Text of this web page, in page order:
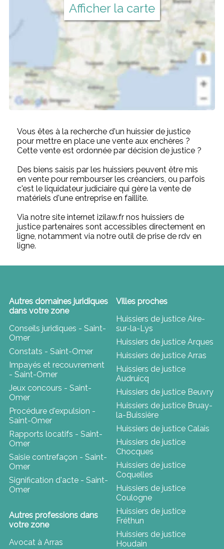
Afficher la carte
Vous êtes à la recherche d'un huissier de justice
pour mettre en place une vente aux enchères ?
Cette vente est ordonnée par décision de justice ?
Des biens saisis par les huissiers peuvent être mis
en vente pour rembourser les créanciers, ou parfois
c'est le liquidateur judiciaire qui gère la vente de
matériels d'une entreprise en faillite.
Via notre site internet izilaw.fr nos huissiers de
justice partenaires sont accessibles directement en
ligne, notamment via notre outil de prise de rdv en
ligne.
Autres domaines juridiques
dans votre zone
Conseils juridiques - Saint-
Omer
Constats - Saint-Omer
Impayés et recouvrement
- Saint-Omer
Jeux concours - Saint-
Omer
Procédure d'expulsion -
Saint-Omer
Rapports locatifs - Saint-
Omer
Saisie contrefaçon - Saint-
Omer
Signification d'acte - Saint-
Omer
Autres professions dans
votre zone
Avocat à Arras
Villes proches
Huissiers de justice Aire-
sur-la-Lys
Huissiers de justice Arques
Huissiers de justice Arras
Huissiers de justice
Audruicq
Huissiers de justice Beuvry
Huissiers de justice Bruay-
la-Buissière
Huissiers de justice Calais
Huissiers de justice
Chocques
Huissiers de justice
Coquelles
Huissiers de justice
Coulogne
Huissiers de justice
Fréthun
Huissiers de justice
Houdain